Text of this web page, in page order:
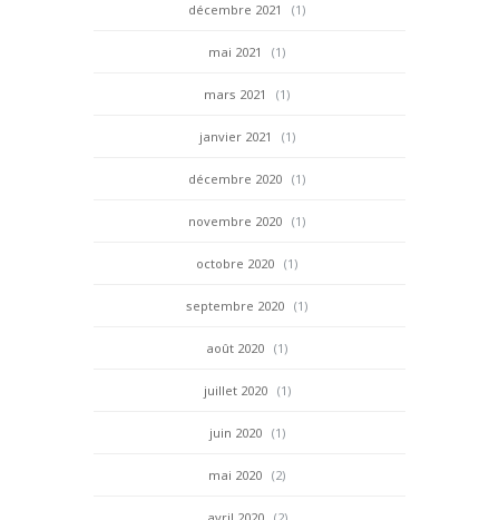
décembre 2021 (1)
mai 2021 (1)
mars 2021 (1)
janvier 2021 (1)
décembre 2020 (1)
novembre 2020 (1)
octobre 2020 (1)
septembre 2020 (1)
août 2020 (1)
juillet 2020 (1)
juin 2020 (1)
mai 2020 (2)